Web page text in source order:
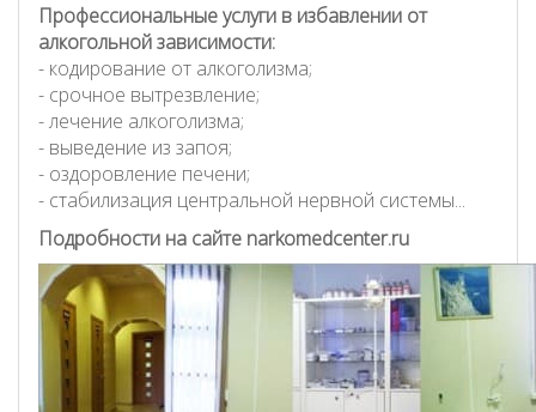
Профессиональные услуги в избавлении от
алкогольной зависимости:
- кодирование от алкоголизма;
- срочное вытрезвление;
- лечение алкоголизма;
- выведение из запоя;
- оздоровление печени;
- стабилизация центральной нервной системы...
Подробности на сайте narkomedcenter.ru